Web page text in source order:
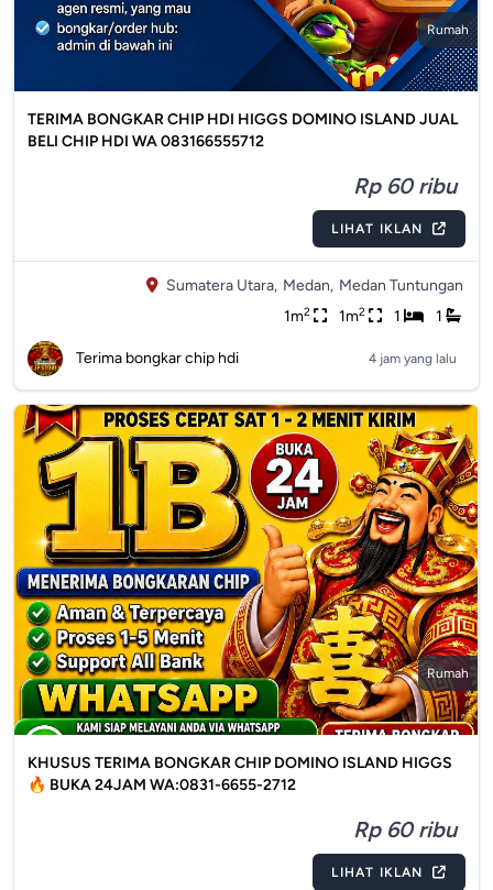
Rumah
TERIMA BONGKAR CHIP HDI HIGGS DOMINO ISLAND JUAL
BELI CHIP HDI WA 083166555712
Rp 60 ribu
LIHAT IKLAN
Sumatera Utara, Medan, Medan Tuntungan
1m2 1m2 1 1
Terima bongkar chip hdi 4 jam yang lalu
Rumah
KHUSUS TERIMA BONGKAR CHIP DOMINO ISLAND HIGGS
🔥 BUKA 24JAM WA:0831-6655-2712
Rp 60 ribu
LIHAT IKLAN